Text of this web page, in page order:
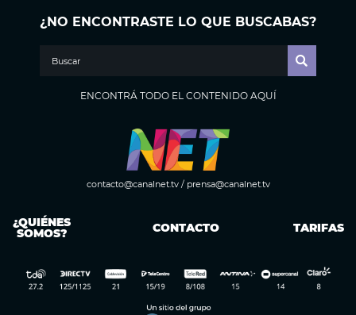
¿NO ENCONTRASTE LO QUE BUSCABAS?
ENCONTRÁ TODO EL CONTENIDO AQUÍ
contacto@canalnet.tv/ prensa@canalnet.tv
¿QUIÉNES
SOMOS? CONTACTO TARIFAS